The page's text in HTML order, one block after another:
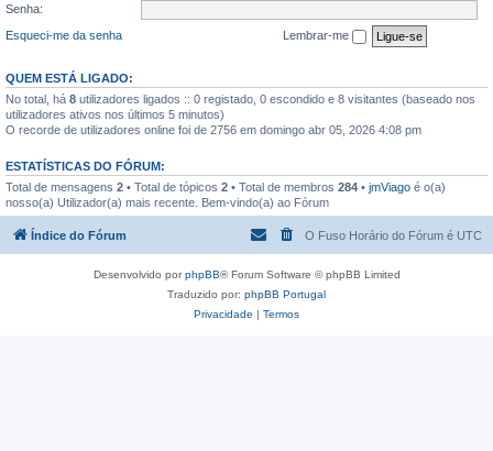
Senha:
Esqueci-me da senha
Lembrar-me
QUEM ESTÁ LIGADO:
No total, há 8 utilizadores ligados :: 0 registado, 0 escondido e 8 visitantes (baseado nos
utilizadores ativos nos últimos 5 minutos)
O recorde de utilizadores online foi de 2756 em domingo abr 05, 2026 4:08 pm
ESTATÍSTICAS DO FÓRUM:
Total de mensagens 2 • Total de tópicos 2 • Total de membros 284 • jmViago é o(a)
nosso(a) Utilizador(a) mais recente. Bem-vindo(a) ao Fórum
Índice do Fórum O Fuso Horário do Fórum é UTC
Desenvolvido porphpBB® Forum Software © phpBB Limited
Traduzido por: phpBB Portugal
Privacidade | Termos